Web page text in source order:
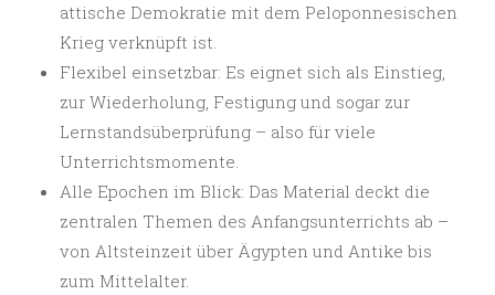
attische Demokratie mit dem Peloponnesischen
Krieg verknüpft ist.
Flexibel einsetzbar: Es eignet sich als Einstieg,
zur Wiederholung, Festigung und sogar zur
Lernstandsüberprüfung – also für viele
Unterrichtsmomente.
Alle Epochen im Blick: Das Material deckt die
zentralen Themen des Anfangsunterrichts ab –
von Altsteinzeit über Ägypten und Antike bis
zum Mittelalter.